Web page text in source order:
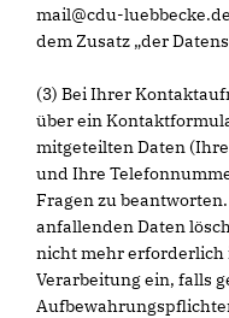
mail@cdu-
dem Zusatz „der
(3) Bei Ihrer
über ein
mitgeteilten Daten
und Ihre
Fragen zu
anfallenden Daten
nicht mehr erforderlich
Verarbeitung ein, falls